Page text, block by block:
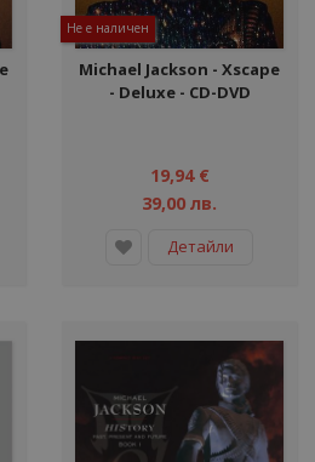
Не е наличен
Michael Jackson ‎- Xscape
- Deluxe - CD-DVD
19,94 €
39,00 лв.
Детайли